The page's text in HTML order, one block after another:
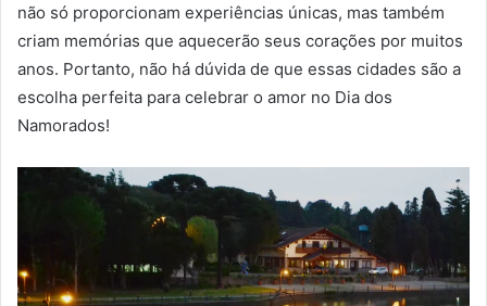
não só proporcionam experiências únicas, mas também
criam memórias que aquecerão seus corações por muitos
anos. Portanto, não há dúvida de que essas cidades são a
escolha perfeita para celebrar o amor no Dia dos
Namorados!